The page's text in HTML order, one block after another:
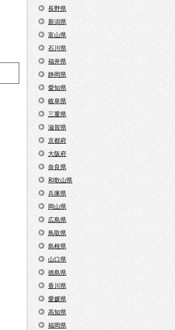
長野県
新潟県
富山県
石川県
福井県
静岡県
愛知県
岐阜県
三重県
滋賀県
京都府
大阪府
奈良県
和歌山県
兵庫県
岡山県
広島県
鳥取県
島根県
山口県
徳島県
香川県
愛媛県
高知県
福岡県